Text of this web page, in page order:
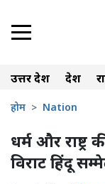
उत्तर प्रदेश देश
होम Nation
धर्म और
विराट हिंदू